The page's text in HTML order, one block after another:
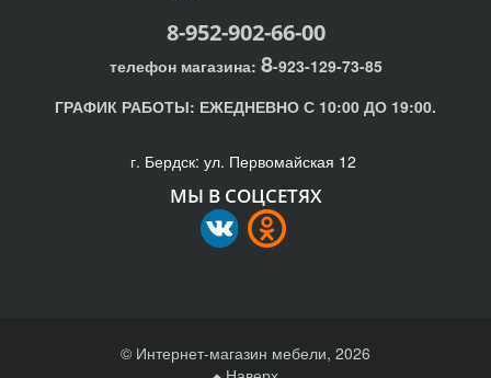
8-952-902-66-00
телефон магазина: 8-923-129-73-85
ГРАФИК РАБОТЫ: ЕЖЕДНЕВНО С 10:00 ДО 19:00.
г. Бердск: ул. Первомайская 12
МЫ В СОЦСЕТЯХ
© Интернет-магазин мебели, 2026